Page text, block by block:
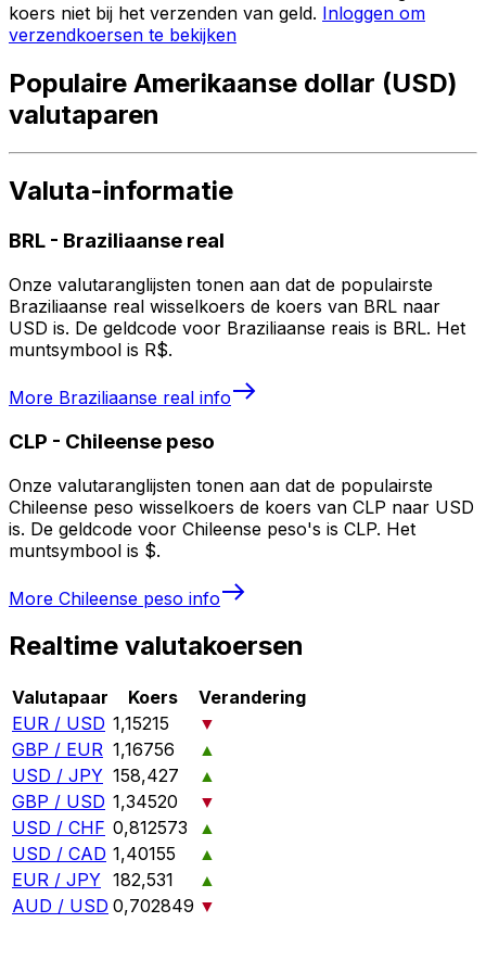
koers niet bij het verzenden van geld. Inloggen om
verzendkoersen te bekijken
Populaire Amerikaanse dollar (USD)
valutaparen
Valuta-informatie
BRL - Braziliaanse real
Onze valutaranglijsten tonen aan dat de populairste
Braziliaanse real wisselkoers de koers van BRL naar
USD is. De geldcode voor Braziliaanse reais is BRL. Het
muntsymbool is R$.
More Braziliaanse real info
CLP - Chileense peso
Onze valutaranglijsten tonen aan dat de populairste
Chileense peso wisselkoers de koers van CLP naar USD
is. De geldcode voor Chileense peso's is CLP. Het
muntsymbool is $.
More Chileense peso info
Realtime valutakoersen
Valutapaar Koers
Verandering
EUR / USD 1,15215
▼
GBP / EUR 1,16756
▲
USD / JPY 158,427
▲
GBP / USD 1,34520
▼
USD / CHF 0,812573
▲
USD / CAD 1,40155
▲
EUR / JPY 182,531
▲
AUD / USD 0,702849 ▼